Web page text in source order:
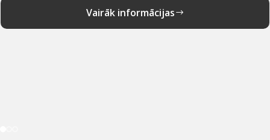
Vairāk informācijas